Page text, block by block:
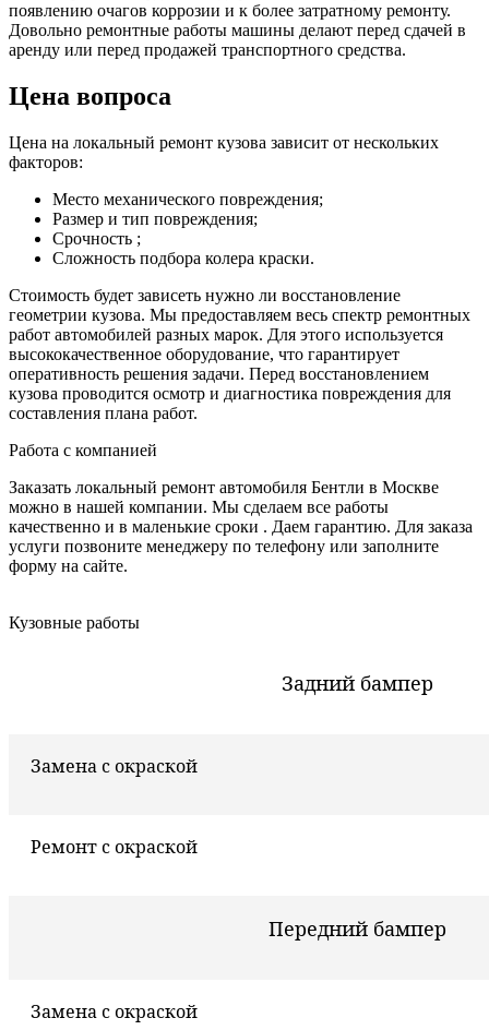
появлению очагов коррозии и к более затратному ремонту.
Довольно ремонтные работы машины делают перед сдачей в
аренду или перед продажей транспортного средства.
Цена вопроса
Цена на локальный ремонт кузова зависит от нескольких
факторов:
Место механического повреждения;
Размер и тип повреждения;
Срочность ;
Сложность подбора колера краски.
Стоимость будет зависеть нужно ли восстановление
геометрии кузова. Мы предоставляем весь спектр ремонтных
работ автомобилей разных марок. Для этого используется
высококачественное оборудование, что гарантирует
оперативность решения задачи. Перед восстановлением
кузова проводится осмотр и диагностика повреждения для
составления плана работ.
Работа с компанией
Заказать локальный ремонт автомобиля Бентли в Москве
можно в нашей компании. Мы сделаем все работы
качественно и в маленькие сроки . Даем гарантию. Для заказа
услуги позвоните менеджеру по телефону или заполните
форму на сайте.
Кузовные работы
Задний бампер
Замена с окраской
Ремонт с окраской
Передний бампер
Замена с окраской